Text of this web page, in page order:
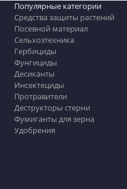
Популярные категории
Средства защиты растений
Посевной материал
Сельхозтехника
Гербициды
Фунгициды
Десиканты
Инсектециды
Протравители
Деструкторы стерни
Фумиганты для зерна
Удобрения